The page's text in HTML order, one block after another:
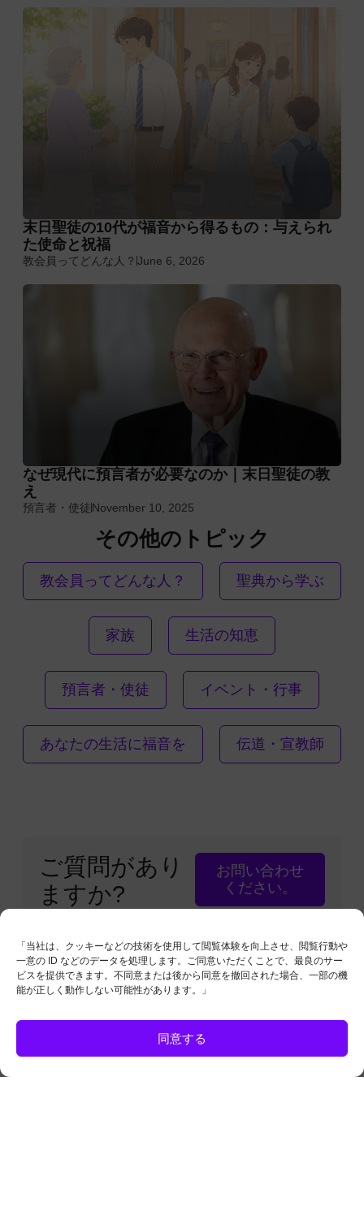
「当社は、クッキーなどの技術を使用して閲覧体験を向上させ、閲覧行動や
一意の ID などのデータを処理します。ご同意いただくことで、最良のサー
ビスを提供できます。不同意または後から同意を撤回された場合、一部の機
能が正しく動作しない可能性があります。」
同意する
末日聖徒の10代が福音から得るもの：与えられ
た使命と祝福
教会員ってどんな人？ June 6, 2026
なぜ現代に預言者が必要なのか｜末日聖徒の教
え
預言者・使徒November 10, 2025
その他のトピック
教会員ってどんな人？ 聖典から学ぶ
家族 生活の知恵
預言者・使徒 イベント・行事
あなたの生活に福音を 伝道・宣教師
ご質問があり
ますか?
お問い合わせ
ください。
無断での複写・転載を禁止します。信仰プラス